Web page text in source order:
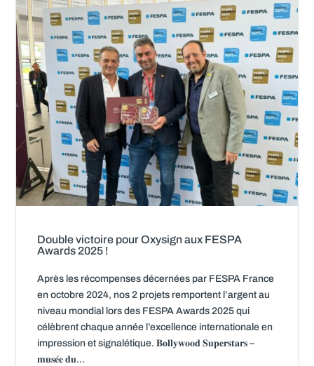
Double victoire pour Oxysign aux FESPA
Awards 2025 !
Après les récompenses décernées par FESPA France
en octobre 2024, nos 2 projets remportent l’argent au
niveau mondial lors des FESPA Awards 2025 qui
célèbrent chaque année l’excellence internationale en
impression et signalétique. 𝐁𝐨𝐥𝐥𝐲𝐰𝐨𝐨𝐝 𝐒𝐮𝐩𝐞𝐫𝐬𝐭𝐚𝐫𝐬 –
𝐦𝐮𝐬𝐞́𝐞 𝐝𝐮...